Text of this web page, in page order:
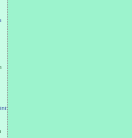
migrantscene